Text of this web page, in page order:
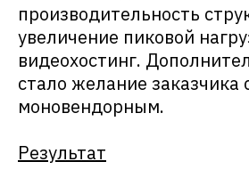
производительность
увеличение пиковой
видеохостинг.
стало желание заказчика
моновендорным.
Результат